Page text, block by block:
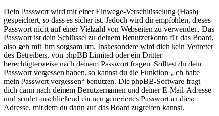
Dein Passwort wird mit einer Einwege-Verschlüsselung (Hash)
gespeichert, so dass es sicher ist. Jedoch wird dir empfohlen, dieses
Passwort nicht auf einer Vielzahl von Webseiten zu verwenden. Das
Passwort ist dein Schlüssel zu deinem Benutzerkonto für das Board,
also geh mit ihm sorgsam um. Insbesondere wird dich kein Vertreter
des Betreibers, von phpBB Limited oder ein Dritter
berechtigterweise nach deinem Passwort fragen. Solltest du dein
Passwort vergessen haben, so kannst du die Funktion „Ich habe
mein Passwort vergessen“ benutzen. Die phpBB-Software fragt
dich dann nach deinem Benutzernamen und deiner E-Mail-Adresse
und sendet anschließend ein neu generiertes Passwort an diese
Adresse, mit dem du dann auf das Board zugreifen kannst.